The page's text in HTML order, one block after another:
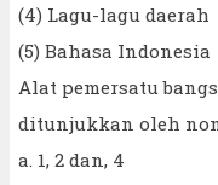
(4) Lagu-lagu daerah
(5) Bahasa Indonesia
Alat pemersatu
ditunjukkan oleh
a. 1, 2 dan, 4